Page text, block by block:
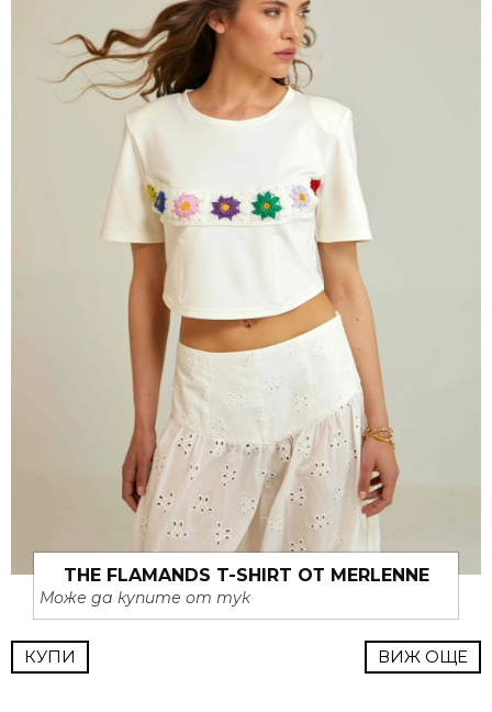
THE FLAMANDS T-SHIRT ОТ MERLENNE
Може да купите от тук
КУПИ ВИЖ ОЩЕ